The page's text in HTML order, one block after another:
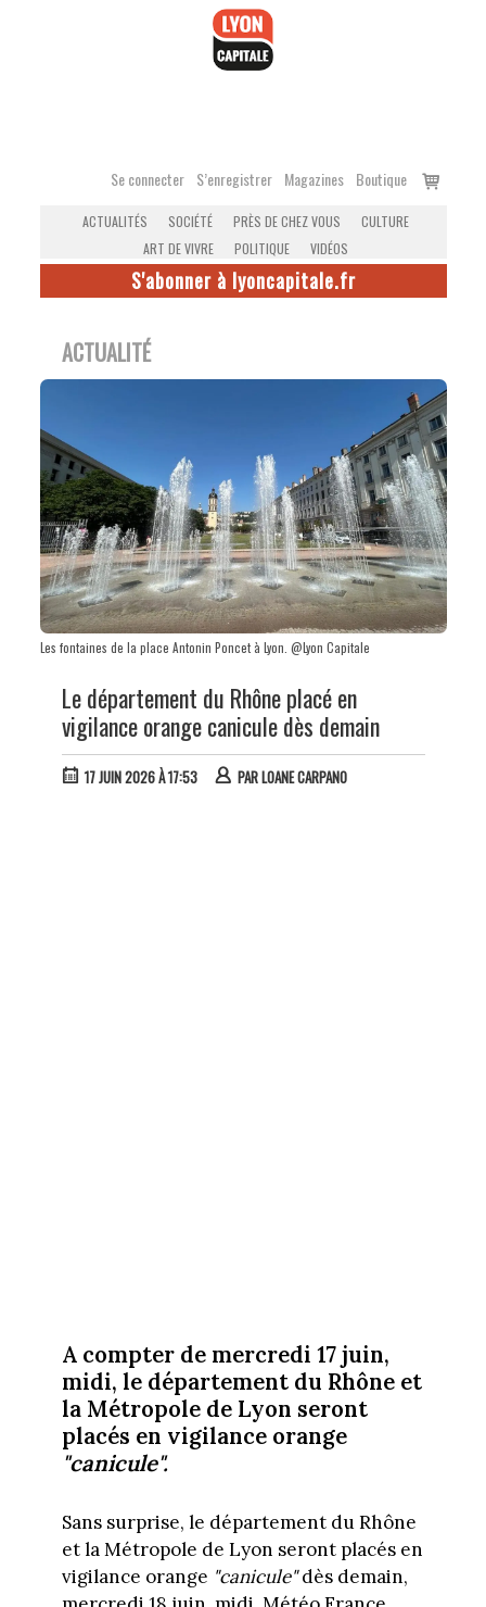
Se connecter S’enregistrer Magazines Boutique
Voir
ACTUALITÉS SOCIÉTÉ PRÈS DE CHEZ VOUS
CULTURE
ART DE VIVRE
POLITIQUE VIDÉOS
S'abonner à lyoncapitale.fr
ACTUALITÉ
Les fontaines de la place Antonin Poncet à Lyon. @Lyon Capitale
Le département du Rhône placé en
vigilance orange canicule dès demain
17 JUIN 2026 À 17:53 PARLOANE CARPANO
A compter de mercredi 17 juin,
midi, le département du Rhône et
la Métropole de Lyon seront
placés en vigilance orange
"canicule".
Sans surprise, le département du Rhône
et la Métropole de Lyon seront placés en
vigilance orange "canicule"dès demain,